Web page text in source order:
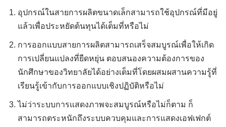
อุปกรณ์ในสายการผลิตขนาดเล็กสามารถใช้อุปกรณ์ที่มีอยู่
แล้วเพื่อประหยัดต้นทุนได้เต็มที่หรือไม่
การออกแบบสายการผลิตสามารถเสร็จสมบูรณ์เพื่อให้เกิด
การเปลี่ยนแปลงที่ยืดหยุ่น ตอบสนองความต้องการของ
นักศึกษาของวิทยาลัยได้อย่างเต็มที่โดยผสมผสานความรู้ที่
เรียนรู้เข้ากับการออกแบบเชิงปฏิบัติหรือไม่
ไม่ว่าระบบการแสดงภาพจะสมบูรณ์หรือไม่ก็ตาม ก็
สามารถตระหนักถึงระบบควบคุมและการแสดงเอฟเฟกต์